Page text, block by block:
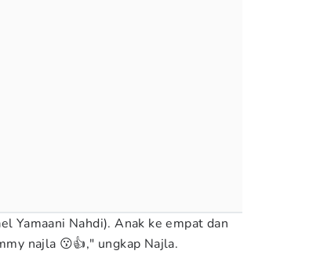
Yamaani Nahdi). Anak ke empat dan
najla 😗👍," ungkap Najla.